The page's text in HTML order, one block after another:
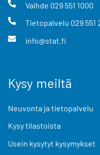
Vaihde 029 551 1000
Tietopalvelu 029 551
info@stat.fi
Kysy meiltä
Neuvonta ja tietopalvelu
Kysy tilastoista
Usein kysytyt kysymykset